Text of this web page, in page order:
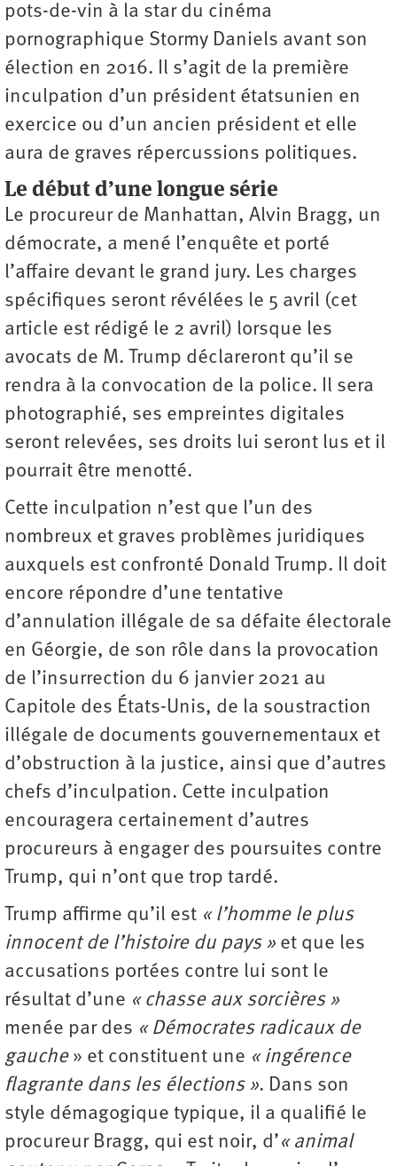
pots-de-vin à la star du cinéma
pornographique Stormy Daniels avant son
élection en 2016. Il s’agit de la première
inculpation d’un président étatsunien en
exercice ou d’un ancien président et elle
aura de graves répercussions politiques.
Le début d’une longue série
Le procureur de Manhattan, Alvin Bragg, un
démocrate, a mené l’enquête et porté
l’affaire devant le grand jury. Les charges
spécifiques seront révélées le 5 avril (cet
article est rédigé le 2 avril) lorsque les
avocats de M. Trump déclareront qu’il se
rendra à la convocation de la police. Il sera
photographié, ses empreintes digitales
seront relevées, ses droits lui seront lus et il
pourrait être menotté.
Cette inculpation n’est que l’un des
nombreux et graves problèmes juridiques
auxquels est confronté Donald Trump. Il doit
encore répondre d’une tentative
d’annulation illégale de sa défaite électorale
en Géorgie, de son rôle dans la provocation
de l’insurrection du 6 janvier 2021 au
Capitole des États-Unis, de la soustraction
illégale de documents gouvernementaux et
d’obstruction à la justice, ainsi que d’autres
chefs d’inculpation. Cette inculpation
encouragera certainement d’autres
procureurs à engager des poursuites contre
Trump, qui n’ont que trop tardé.
Trump affirme qu’il est « l’homme le plus
innocent de l’histoire du pays » et que les
accusations portées contre lui sont le
résultat d’une « chasse aux sorcières »
menée par des « Démocrates radicaux de
gauche » et constituent une « ingérence
flagrante dans les élections ». Dans son
style démagogique typique, il a qualifié le
procureur Bragg, qui est noir, d’« animal